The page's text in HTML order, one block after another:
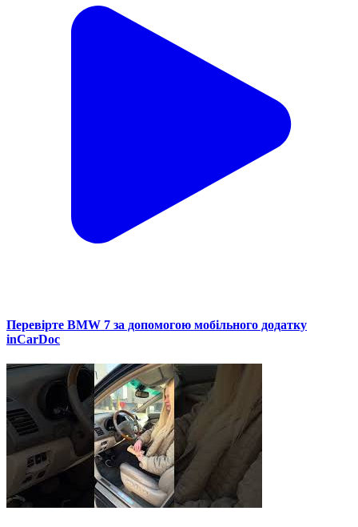
Перевірте BMW 7 за допомогою мобільного додатку
inCarDoc